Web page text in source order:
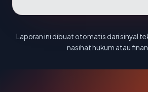
Laporan ini dibuat otomatis dari sinyal
nasihat hukum atau